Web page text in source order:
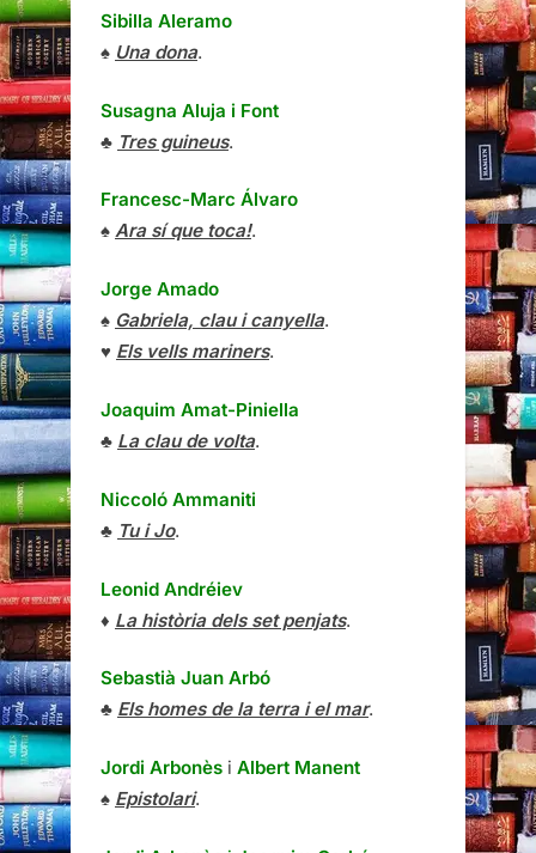
Sibilla Aleramo
♠ Una dona.
Susagna Aluja i Font
♣ Tres guineus.
Francesc-Marc Álvaro
♠ Ara sí que toca!.
Jorge Amado
♠ Gabriela, clau i canyella.
♥ Els vells mariners.
Joaquim Amat-Piniella
♣ La clau de volta.
Niccoló Ammaniti
♣ Tu i Jo.
Leonid Andréiev
♦ La història dels set penjats.
Sebastià Juan Arbó
♣ Els homes de la terra i el mar.
Jordi Arbonès i Albert Manent
♠ Epistolari.